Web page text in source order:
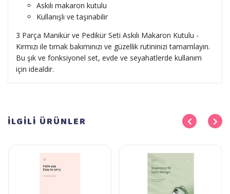
Askılı makaron kutulu
Kullanışlı ve taşınabilir
3 Parça Manikür ve Pedikür Seti Askılı Makaron Kutulu -
Kırmızı ile tırnak bakımınızı ve güzellik rutininizi tamamlayın.
Bu şık ve fonksiyonel set, evde ve seyahatlerde kullanım
için idealdir.
İLGİLİ ÜRÜNLER